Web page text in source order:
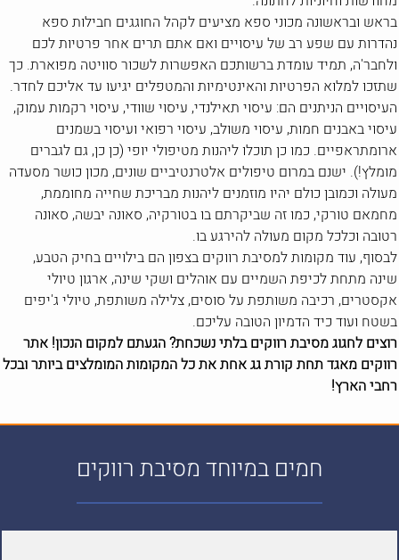
בראש ובראשונה מכוני ספא מציעים לקהל החוגגים חבילות ספא
נהדרות עם שפע רב של עיסויים ואם אתם תרים אחר פרטיות לכם
ולחבר'ה, תמיד עומדת ברשותכם האפשרות לשכור סוויטה מפוארת. כך
שתזכו למלוא הפרטיות והאינטימיות והמטפלים יגיעו עד אליכם לחדר.
העיסויים הניתנים הם: עיסוי תאילנדי, עיסוי שוודי, עיסוי רקמות עמוק,
עיסוי באבנים חמות, עיסוי משולב, עיסוי רפואי ועיסוי בשמנים
ארומתראפיים. כמו כן תוכלו ליהנות מטיפולי יופי (כן כן, גם לגברים
מומלץ!). ישנם במרום טיפולים אלטרנטיביים שונים, מכון כושר מסעדה
מעולה וכמובן כולם יהיו מוזמנים ליהנות מבריכת שחייה מחוממת,
מחמאם טורקי, כמו זה שביקרתם בו בטורקיה, סאונה יבשה, סאונה
רטובה וכלכל מקום מעולה להירגע בו.
לבסוף, עוד מקומות למסיבת רווקים בצפון הם בילויים בחיק הטבע,
שינה מתחת לכיפת השמיים עם אוהלים ושקי שינה, ארגון טיולי
אקסטרים, רכיבה משותפת על סוסים, צלילה משותפת, טיולי ג'יפים
בשטח ועוד כיד הדמיון הטובה עליכם.
רוצים לחגוג מסיבת רווקים בלתי נשכחת? הגעתם למקום הנכון! אתר
רווקים מאגד תחת קורת גג אחת את כל המקומות המומלצים ביותר ובכל
רחבי הארץ!
חמים במיוחד מסיבת רווקים